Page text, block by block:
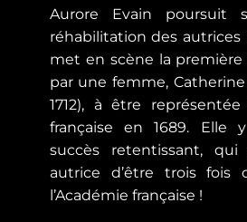
Aurore Evain poursuit
réhabilitation des autrices
met en scène la
par une femme, Catherine
1712), à être
française en 1689. Elle
succès retentissant,
autrice d’être trois fois
l’Académie française !